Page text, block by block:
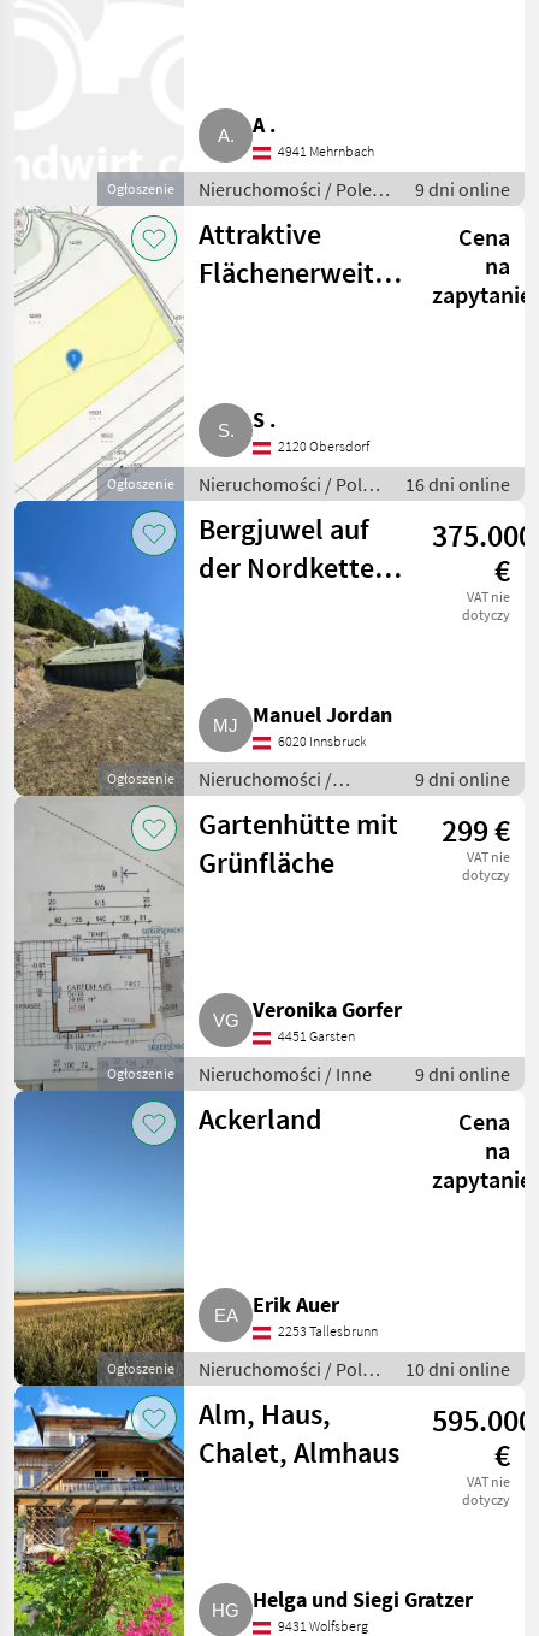
Ogłoszenie
A .
4941 Mehrnbach
Nieruchomości / Pole
uprawne
9 dni online
Ogłoszenie
Attraktive
Flächenerweiterung
Cena
na
zapytanie
S .
2120 Obersdorf
Nieruchomości / Pole
uprawne
16 dni online
Ogłoszenie
Bergjuwel auf
der Nordkette,
375.000
€
VAT nie
dotyczy
Manuel Jordan
6020 Innsbruck
Nieruchomości /
Nieruchomości
wakacyjne
9 dni online
Ogłoszenie
Gartenhütte mit
Grünfläche
299 €
VAT nie
dotyczy
Veronika Gorfer
4451 Garsten
Nieruchomości / Inne 9 dni online
Ogłoszenie
Ackerland
Cena
na
zapytanie
Erik Auer
2253 Tallesbrunn
Nieruchomości / Pole
uprawne
10 dni online
Alm, Haus,
Chalet, Almhaus
595.000
€
VAT nie
dotyczy
Helga und Siegi Gratzer
9431 Wolfsberg